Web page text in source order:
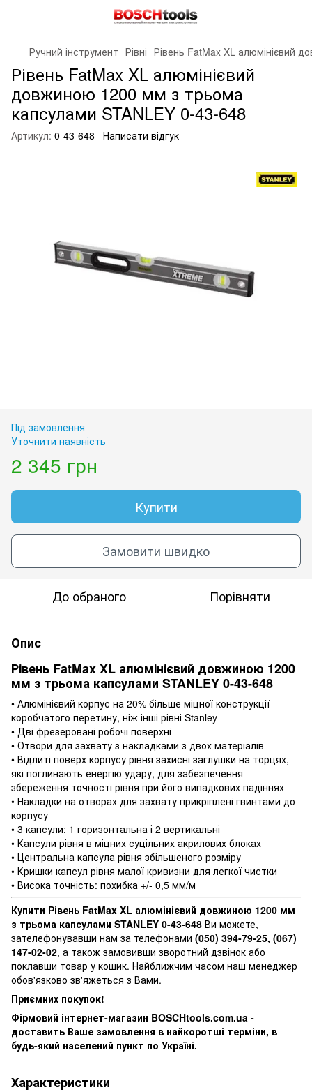
Ручний інструмент Рівні Рівень FatMax XL алюмінієвий
Рівень FatMax XL алюмінієвий
довжиною 1200 мм з трьома
капсулами STANLEY 0-43-648
Артикул: 0-43-648 Написати відгук
Під замовлення
Уточнити наявність
2 345 грн
Купити
Замовити швидко
До обраного Порівняти
Опис
Рівень FatMax XL алюмінієвий довжиною 1200
мм з трьома капсулами STANLEY 0-43-648
• Алюмінієвий корпус на 20% більше міцної конструкції
коробчатого перетину, ніж інші рівні Stanley
• Дві фрезеровані робочі поверхні
• Отвори для захвату з накладками з двох матеріалів
• Відлиті поверх корпусу рівня захисні заглушки на торцях,
які поглинають енергію удару, для забезпечення
збереження точності рівня при його випадкових падіннях
• Накладки на отворах для захвату прикріплені гвинтами до
корпусу
• 3 капсули: 1 горизонтальна і 2 вертикальні
• Капсули рівня в міцних суцільних акрилових блоках
• Центральна капсула рівня збільшеного розміру
• Кришки капсул рівня малої кривизни для легкої чистки
• Висока точність: похибка +/- 0,5 мм/м
Купити Рівень FatMax XL алюмінієвий довжиною 1200 мм
з трьома капсулами STANLEY 0-43-648 Ви можете,
зателефонувавши нам за телефонами (050) 394-79-25, (067)
147-02-02, а також замовивши зворотний дзвінок або
поклавши товар у кошик. Найближчим часом наш менеджер
обов'язково зв'яжеться з Вами.
Приємних покупок!
Фірмовий інтернет-магазин BOSCHtools.com.ua -
доставить Ваше замовлення в найкоротші терміни, в
будь-який населений пункт по Україні.
Характеристики